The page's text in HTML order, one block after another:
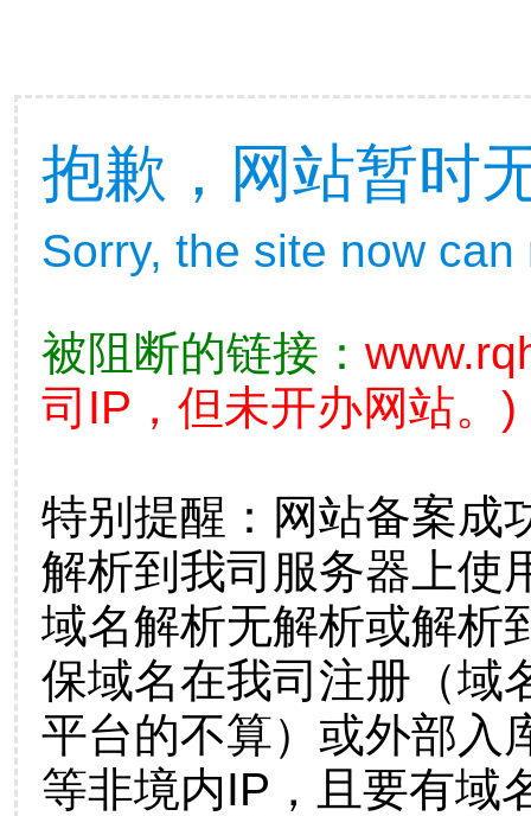
抱歉，网站暂时
Sorry, the site now
被阻断的链接：
司IP，但未开办网站。)
特别提醒：网站备案成
解析到我司服务器上使
域名解析无解析或解析
保域名在我司注册（域
平台的不算）或外部入
等非境内IP，且要有域